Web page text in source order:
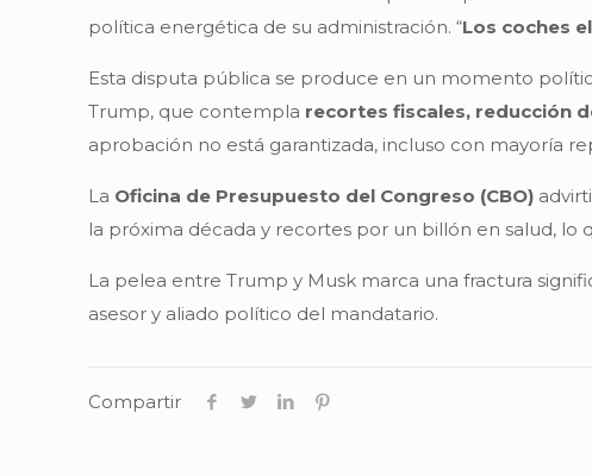
política energética de su administración. “Los coches
Esta disputa pública se produce en un momento
Trump, que contempla recortes fiscales, reducción
aprobación no está garantizada, incluso con mayoría
La Oficina de Presupuesto del Congreso (CBO)
la próxima década y recortes por un billón en salud,
La pelea entre Trump y Musk marca una fractura
asesor y aliado político del mandatario.
Compartir